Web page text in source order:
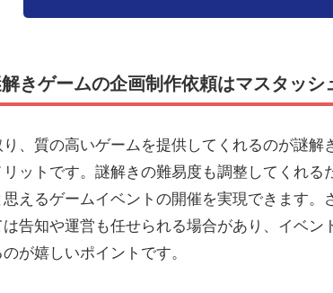
きゲームの企画制作依頼はマスタッシ
、質の高いゲームを提供してくれるのが謎解
ットです。謎解きの難易度も調整してくれる
えるゲームイベントの開催を実現できます。
告知や運営も任せられる場合があり、イベン
が嬉しいポイントです。